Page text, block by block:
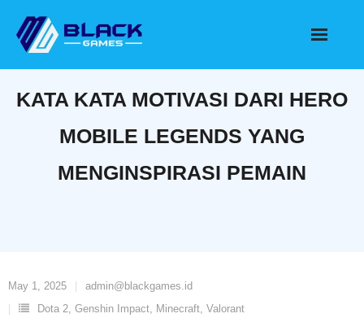
content
KATA KATA MOTIVASI DARI HERO
MOBILE LEGENDS YANG
MENGINSPIRASI PEMAIN
May 1, 2025
admin@blackgames.id
Dota 2, Genshin Impact, Minecraft, Valorant